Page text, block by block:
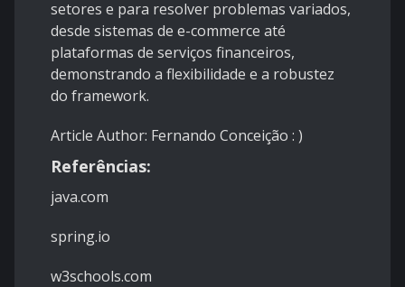
setores e para resolver problemas variados,
desde sistemas de e-commerce até
plataformas de serviços financeiros,
demonstrando a flexibilidade e a robustez
do framework.
Article Author: Fernando Conceição : )
Referências:
java.com
spring.io
w3schools.com